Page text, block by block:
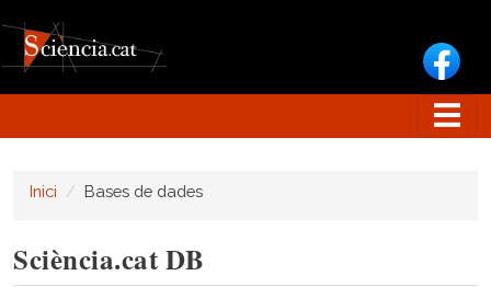
Inici Bases de dades
Sciència.cat DB